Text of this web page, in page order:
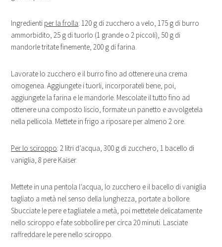
Ingredienti per la frolla: 120 g di zucchero a velo, 175 g di burro
ammorbidito, 25 g di tuorlo (1 grande o 2 piccoli), 50 g di
mandorle tritate finemente, 200 g di farina.
Lavorate lo zucchero e il burro fino ad ottenere una crema
omogenea. Aggiungete i tuorli, incorporateli bene, poi,
aggiungete la farina e le mandorle. Mescolate il tutto fino ad
ottenere una composto liscio, formate un panetto e avvolgetela
nella pellicola. Mettete in frigo a riposare per almeno 2 ore.
Per lo sciroppo: 2 litri d’acqua, 300 g di zucchero, 1 bacello di
vaniglia, 8 pere Kaiser.
Mettete in una pentola l’acqua, lo zucchero e il bacello di vaniglia
tagliato a metà nel senso della lunghezza, portate a bollore.
Sbucciate le pere e tagliatele a metà, poi mettetele delicatamente
nello sciroppo e fate sobbollire per circa 20 minuti. Lasciate
raffreddare le pere nello sciroppo.